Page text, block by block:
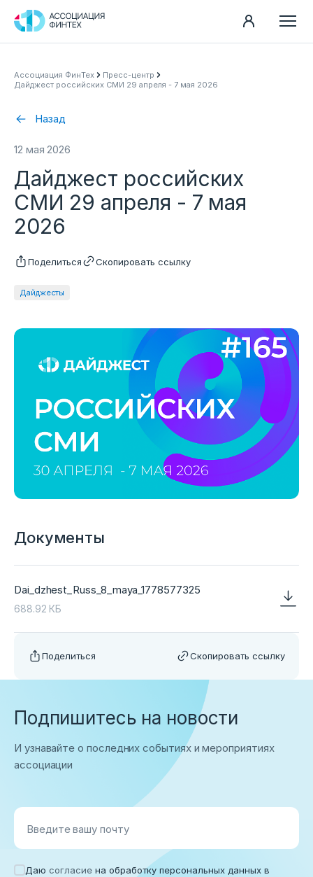
Ассоциация
Пресс-центр
Карьера
Контакты
Документы
Ассоциация ФинТех
Пресс-центр
Дайджест российских СМИ 29 апреля - 7 мая 2026
Назад
12 мая 2026
Дайджесты
Дайджест российских
СМИ 29 апреля - 7 мая
2026
Поделиться Скопировать ссылку
Документы
Dai_dzhest_Russ_8_maya_1778577325
688.92 КБ
Поделиться Скопировать ссылку
Подпишитесь на новости
И узнавайте о последних событиях и мероприятиях
ассоциации
Введите вашу почту
Даю согласие на обработку персональных данных в